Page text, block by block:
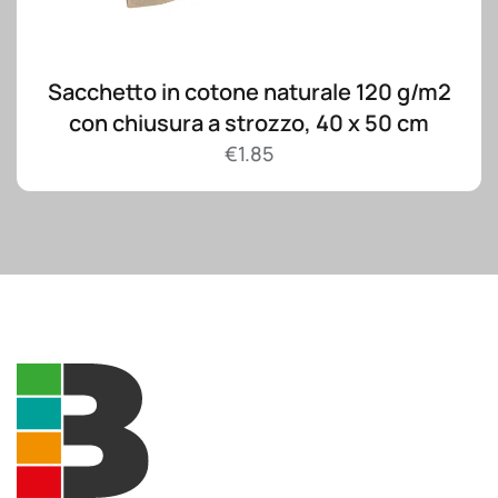
Sacchetto in cotone naturale 120 g/m2
con chiusura a strozzo, 40 x 50 cm
€1.85